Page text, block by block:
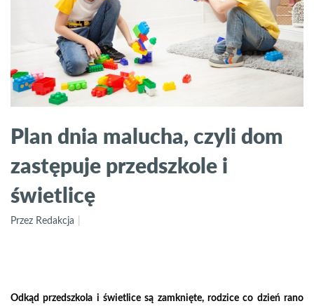
Plan dnia malucha, czyli dom
zastępuje przedszkole i
świetlicę
Przez Redakcja
Odkąd przedszkola i świetlice są zamknięte, rodzice co dzień rano